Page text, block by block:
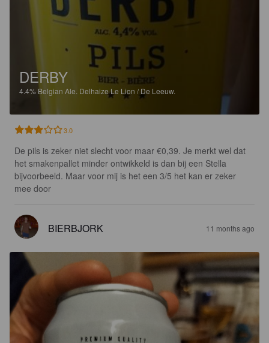
DERBY
4.4% Belgian Ale. Delhaize Le Lion / De Leeuw.
3.0
De pils is zeker niet slecht voor maar €0,39. Je merkt wel dat
het smakenpallet minder ontwikkeld is dan bij een Stella
bijvoorbeeld. Maar voor mij is het een 3/5 het kan er zeker
mee door
BIERBJORK 11 months ago